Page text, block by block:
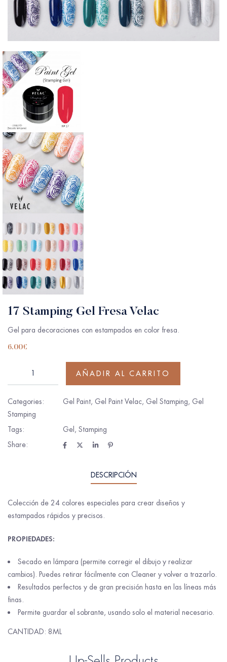
17 Stamping Gel Fresa Velac
Gel para decoraciones con estampados en color fresa.
6.00€
AÑADIR AL CARRITO
Categories: Gel Paint, Gel Paint Velac, Gel Stamping, Gel
Stamping
Tags:
Gel , Stamping
Share:
DESCRIPCIÓN
Colección de 24 colores especiales para crear diseños y
estampados rápidos y precisos.
PROPIEDADES:
Secado en lámpara (permite corregir el dibujo y realizar
cambios). Puedes retirar fácilmente con Cleaner y volver a trazarlo.
Resultados perfectos y de gran precisión hasta en las líneas más
finas.
Permite guardar el sobrante, usando solo el material necesario.
CANTIDAD: 8ML